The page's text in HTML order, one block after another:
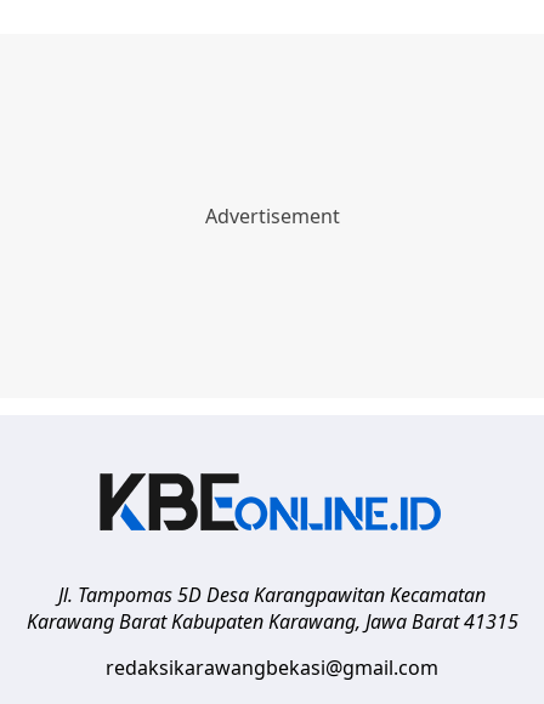
Jl. Tampomas 5D Desa Karangpawitan Kecamatan
Karawang Barat Kabupaten Karawang, Jawa Barat 41315
redaksikarawangbekasi@gmail.com